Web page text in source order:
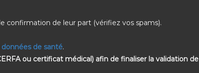
confirmation de leur part (vérifiez vos spams).
données de santé.
ou certificat médical) afin de finaliser la validation de